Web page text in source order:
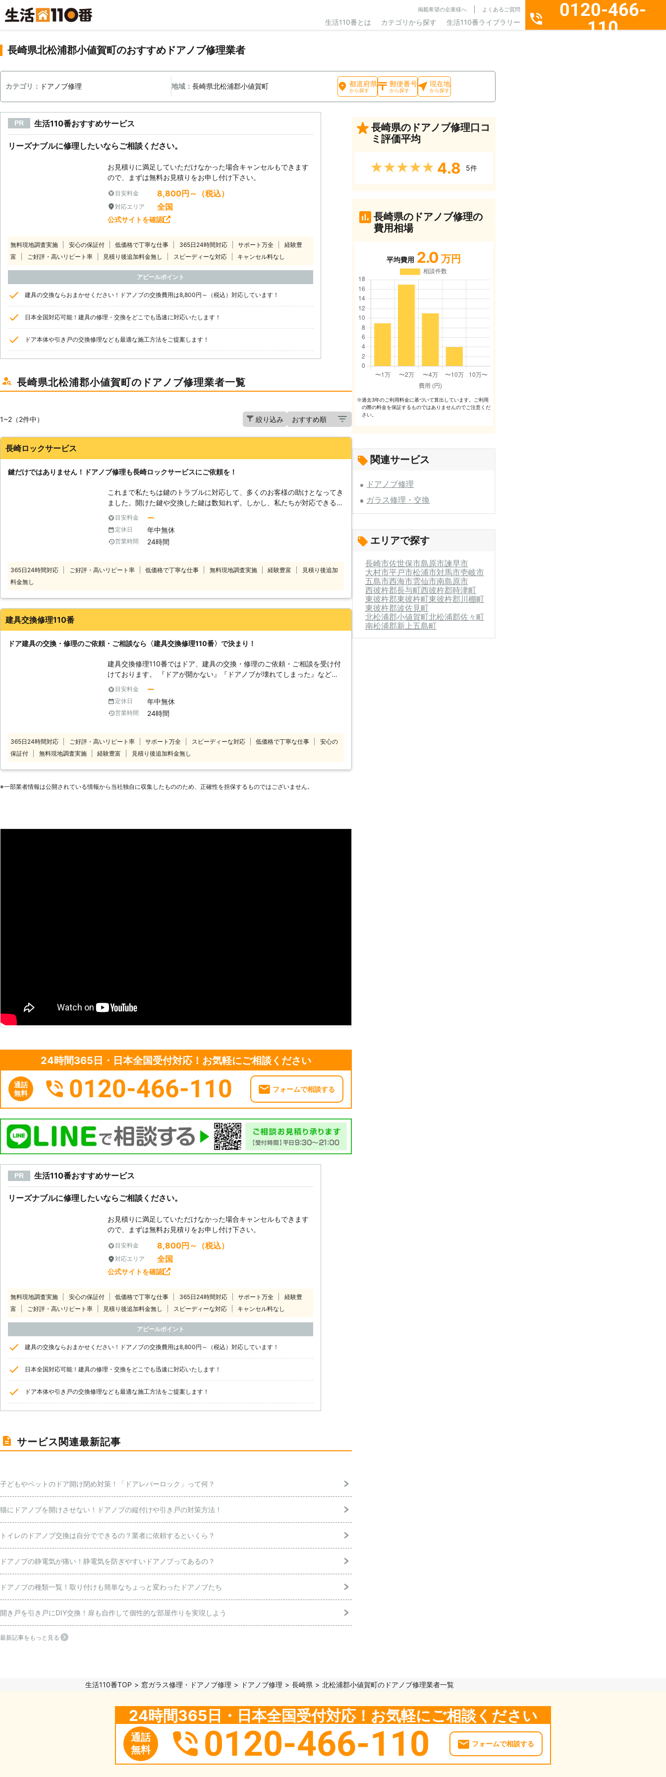
掲載希望の企業様へ よくあるご質問
生活110番とは カテゴリから探す 生活110番ライブラリー
0120-466-
110
長崎県北松浦郡小値賀町のおすすめドアノブ修理業者
カテゴリ： ドアノブ修理 地域：長崎県北松浦郡小値賀町 都道府県
から探す
郵便番号
から探す
現在地
から探す
PR 生活110番おすすめサービス
リーズナブルに修理したいならご相談ください。
お見積りに満足していただけなかった場合キャンセルもできます
ので、まずは無料お見積りをお申し付け下さい。
目安料金 8,800円～（税込）
対応エリア 全国
公式サイトを確認
無料現地調査実施 安心の保証付 低価格で丁寧な仕事 365日24時間対応 サポート万全
経験豊
富
ご好評・高いリピート率 見積り後追加料金無し スピーディーな対応 キャンセル料なし
アピールポイント
建具の交換ならおまかせください！ドアノブの交換費用は8,800円～（税込）対応しています！
日本全国対応可能！建具の修理・交換をどこでも迅速に対応いたします！
ドア本体や引き戸の交換修理なども最適な施工方法をご提案します！
長崎県北松浦郡小値賀町のドアノブ修理業者一覧
1~2（2件中） 絞り込み
長崎ロックサービス
鍵だけではありません！ドアノブ修理も長崎ロックサービスにご依頼を！
これまで私たちは鍵のトラブルに対応して、多くのお客様の助けとなってき
ました。開けた鍵や交換した鍵は数知れず。しかし、私たちが対応できるの
は鍵だけではありません。ドアノブについても対応が可能なのです。ドアノ
ブが壊れてしまった時には、ぜひ私たち長崎ロックサービスに作業をおまか
せください。新しいドアノブに交換させていただきます。もしドアノブを新
しいものに交換したい場合もお問い合わせください。ご希望のドアノブを用
作業をさせていただきますので、どうかよろしくお願いいたします。 【ド
アノブでバリアフリーも】 若い頃は気がつかなかったかもしれませんが、
どうやら手首を回す動作がつらいようで、そのためにドアノブ交換をされる
方も多くなっています。手を回してドアを開けるのではなく、ドアノブを下
ではなく、ついでに新しいドアノブに交換される方も多くなっています。こ
のようにドアノブだけでもバリアフリーに気をつけることができるのです。
【デザインも考えてみましょう】 バリアフリーのように実用的なドアノブ
もありますが、見た目を重視したドアノブも数多くあります。気に入ったド
アノブが欲しい場合もご相談ください。そちらを取り寄せ、ドアノブ交換を
させていただきます。壊れた時にドアノブ修理ではなく、そちらのデザイン
性の高いドアノブに交換することもご検討ください。
目安料金 ー
定休日 年中無休
営業時間 24時間
365日24時間対応 ご好評・高いリピート率 低価格で丁寧な仕事 無料現地調査実施 経験豊富
見積り後追加
料金無し
建具交換修理110番
ドア建具の交換・修理のご依頼・ご相談なら〈建具交換修理110番〉で決まり！
建具交換修理110番ではドア、建具の交換・修理のご依頼・ご相談を受け付
けております。 『ドアが開かない』『ドアノブが壊れてしまった』などの
ご依頼は勿論、『ドアをオシャレでスタイリッシュなものに変えたい』『サ
ッシの動きが悪いので新しく交換したい』まで幅広く対応、ご提案させてい
ただきます。 年間受付件数20万件以上とお客様にもご好評をいただいてお
ります！ ※弊社運営サイト全体の年間受付件数 ドア、建具の交換・修理の
具交換修理110番がお客様に選らばれる4つの理由 ■初めてのお客様でも安
心してご利用いただける明朗会計 建具交換修理110番ではドア、建具の交
換・修理を8,800円～（税込）承っております。 お見積りも無料で安心
してご利用していただけます。 ※対応エリア、加盟店により記載価格で対応
にお客様にご確認したうえで調査・見積もりに費用をいただく場合がござい
『建具のプロ』が建具の選定から施工まで親切・丁寧に対応させていただき
目安料金 ー
定休日 年中無休
営業時間 24時間
365日24時間対応 ご好評・高いリピート率 サポート万全 スピーディーな対応 低価格で丁寧な仕事
安心の
保証付
無料現地調査実施 経験豊富 見積り後追加料金無し
※⼀部業者情報は公開されている情報から当社独⾃に収集したもののため、正確性を担保するものではございません。
24時間365日・日本全国受付対応！お気軽にご相談ください
通話
無料
0120-466-110 フォームで相談する
PR 生活110番おすすめサービス
リーズナブルに修理したいならご相談ください。
お見積りに満足していただけなかった場合キャンセルもできます
ので、まずは無料お見積りをお申し付け下さい。
目安料金 8,800円～（税込）
対応エリア 全国
公式サイトを確認
無料現地調査実施 安心の保証付 低価格で丁寧な仕事 365日24時間対応 サポート万全
経験豊
富
ご好評・高いリピート率 見積り後追加料金無し スピーディーな対応 キャンセル料なし
アピールポイント
建具の交換ならおまかせください！ドアノブの交換費用は8,800円～（税込）対応しています！
日本全国対応可能！建具の修理・交換をどこでも迅速に対応いたします！
ドア本体や引き戸の交換修理なども最適な施工方法をご提案します！
サービス関連最新記事
子どもやペットのドア開け閉め対策！「ドアレバーロック」って何？
猫にドアノブを開けさせない！ドアノブの縦付けや引き戸の対策方法！
トイレのドアノブ交換は自分でできるの？業者に依頼するといくら？
ドアノブの静電気が痛い！静電気を防ぎやすいドアノブってあるの？
ドアノブの種類一覧！取り付けも簡単なちょっと変わったドアノブたち
開き戸を引き戸にDIY交換！扉も自作して個性的な部屋作りを実現しよう
最新記事をもっと見る
長崎県のドアノブ修理口コ
ミ評価平均
★★★★★ 4.8 5件
長崎県のドアノブ修理の
費用相場
平均費用 2.0 万円
※過去3年のご利⽤料⾦に基づいて算出しています。ご利⽤
の際の料⾦を保証するものではありませんのでご注意くだ
さい。
関連サービス
ドアノブ修理
ガラス修理・交換
エリアで探す
長崎市佐世保市島原市諫早市
大村市平戸市松浦市対馬市壱岐市
五島市西海市雲仙市南島原市
西彼杵郡長与町西彼杵郡時津町
東彼杵郡東彼杵町東彼杵郡川棚町
東彼杵郡波佐見町
北松浦郡小値賀町北松浦郡佐々町
南松浦郡新上五島町
生活110番TOP 窓ガラス修理・ドアノブ修理 ドアノブ修理 長崎県 北松浦郡小値賀町のドアノブ修理業者一覧
24時間365日・日本全国受付対応！お気軽にご相談ください
通話
無料
0120-466-110 フォームで相談する